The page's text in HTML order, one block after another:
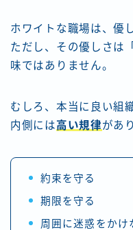
ホワイトな職場は、優
ただし、その優しさは「
味ではありません。
むしろ、本当に良い組
内側には高い規律があ
約束を守る
期限を守る
周囲に迷惑をかけ